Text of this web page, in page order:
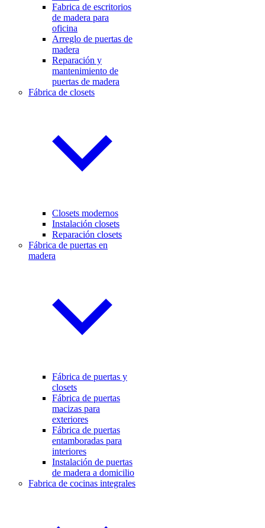
Fabrica de escritorios
de madera para
oficina
Arreglo de puertas de
madera
Reparación y
mantenimiento de
puertas de madera
Fábrica de closets
Closets modernos
Instalación closets
Reparación closets
Fábrica de puertas en
madera
Fábrica de puertas y
closets
Fábrica de puertas
macizas para
exteriores
Fábrica de puertas
entamboradas para
interiores
Instalación de puertas
de madera a domicilio
Fabrica de cocinas integrales